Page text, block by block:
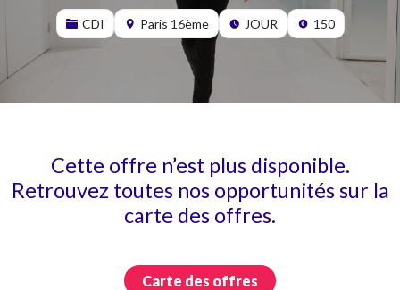
CDI Paris 16ème JOUR 150
Cette offre n’est plus disponible.
Retrouvez toutes nos opportunités sur la
carte des offres.
Carte des offres